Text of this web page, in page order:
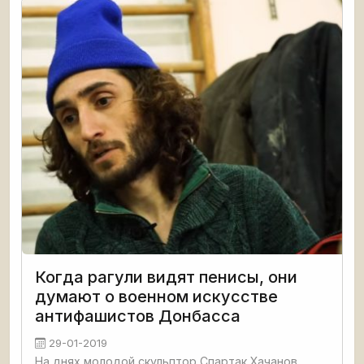
весёлый
Когда рагули видят пенисы, они
думают о военном искусстве
антифашистов Донбасса
29-01-2019